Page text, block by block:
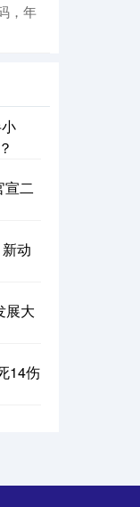
，年
宣二
动
展大
14伤